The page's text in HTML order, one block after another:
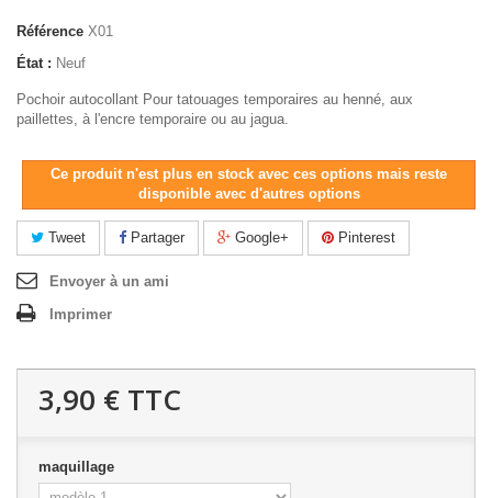
Référence X01
État : Neuf
Pochoir autocollant Pour tatouages temporaires au henné, aux
paillettes, à l'encre temporaire ou au jagua.
Ce produit n'est plus en stock avec ces options mais reste
disponible avec d'autres options
Tweet Partager Google+ Pinterest
Envoyer à un ami
Imprimer
3,90 € TTC
maquillage